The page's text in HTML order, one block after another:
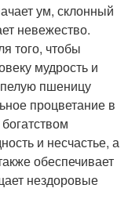
ум, склонный
невежество.
того, чтобы
мудрость и
пшеницу
процветание в
и несчастье, а
обеспечивает
нездоровые